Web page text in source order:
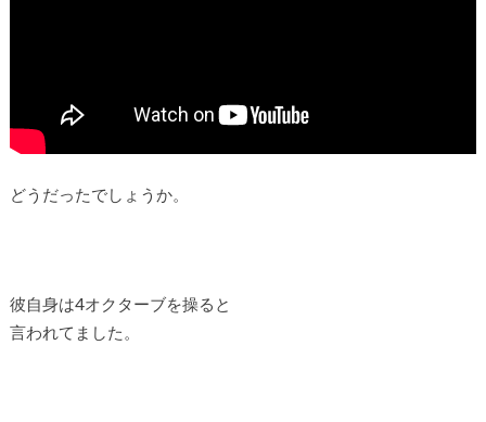
どうだったでしょうか。
彼自身は4オクターブを操ると
言われてました。